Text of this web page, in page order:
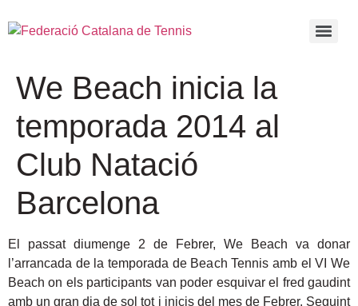
We Beach inicia la
temporada 2014 al
Club Natació
Barcelona
El passat diumenge 2 de Febrer, We Beach va donar
l’arrancada de la temporada de Beach Tennis amb el VI We
Beach on els participants van poder esquivar el fred gaudint
amb un gran dia de sol tot i inicis del mes de Febrer. Seguint